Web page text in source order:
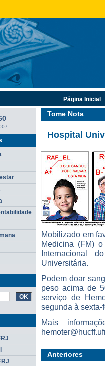
Tome Nota
Hospital
Mobilizado em
Medicina (FM)
Internacional
Universitária.
Podem doar
peso acima de
serviço de
segunda à
Mais
Anteriores
Página Inicial